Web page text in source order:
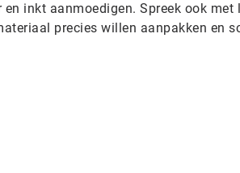
inkt aanmoedigen. Spreek ook
precies willen aanpakken en